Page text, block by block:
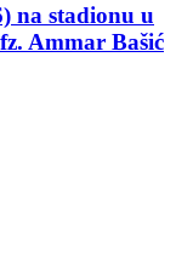
na stadionu u
Ammar Bašić